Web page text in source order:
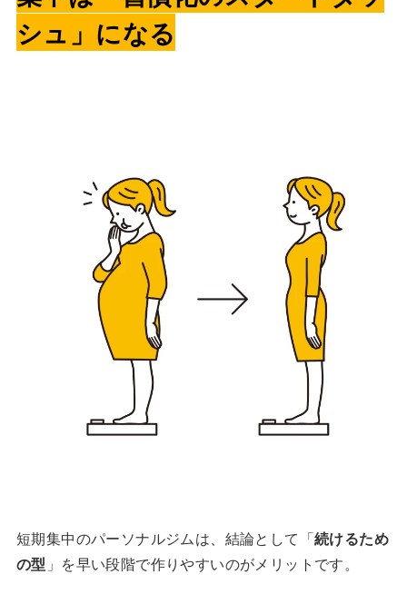
シュ」になる
短期集中のパーソナルジムは、結論として「続けるため
の型 」を早い段階で作りやすいのがメリットです。